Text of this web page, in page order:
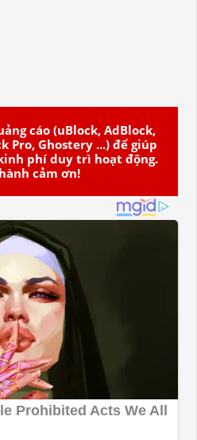
cáo (uBlock, AdBlock,
Pro, Ghostery ...) để giúp
phí duy trì hoạt động.
cảm ơn!